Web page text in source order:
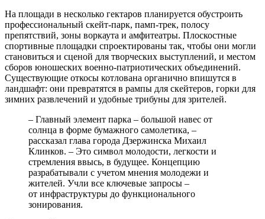
На площади в несколько гектаров планируется обустроить
профессиональный скейт-парк, памп-трек, полосу
препятствий, зоны воркаута и амфитеатры. Плоскостные
спортивные площадки спроектированы так, чтобы они могли
становиться и сценой для творческих выступлений, и местом
сборов юношеских военно-патриотических объединений.
Существующие откосы котлована органично впишутся в
ландшафт: они превратятся в рампы для скейтеров, горки для
зимних развлечений и удобные трибуны для зрителей.
– Главный элемент парка – большой навес от
солнца в форме бумажного самолетика, –
рассказал глава города Дзержинска Михаил
Клинков. – Это символ молодости, легкости и
стремления ввысь, в будущее. Концепцию
разрабатывали с учетом мнения молодежи и
жителей. Учли все ключевые запросы –
от инфраструктуры до функционального
зонирования.